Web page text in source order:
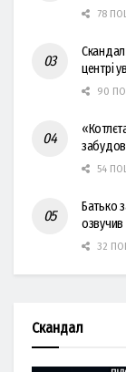
78
Скандал
центрі
90
54
Батько
озвучив
32
Скандал